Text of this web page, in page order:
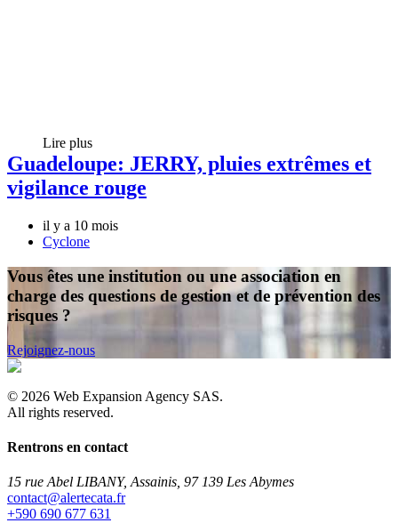
Lire plus
Guadeloupe: JERRY, pluies extrêmes et
vigilance rouge
il y a 10 mois
Cyclone
Vous êtes une institution ou une association en
charge des questions de gestion et de prévention des
risques ?
Rejoignez-nous
© 2026 Web Expansion Agency SAS.
All rights reserved.
Rentrons en contact
15 rue Abel LIBANY, Assainis, 97 139 Les Abymes
rf.atacetrela@tcatnoc
+590 690 677 631